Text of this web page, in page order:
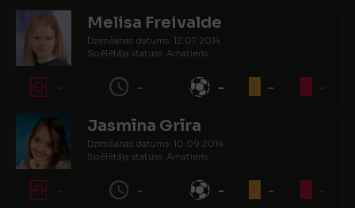
Melisa Freivalde
Dzimšanas datums: 12.07.2014.
Spēlētāja statuss: Amatieris
- - - - -
Jasmīna Grīra
Dzimšanas datums: 10.09.2014.
Spēlētāja statuss: Amatieris
- - - - -